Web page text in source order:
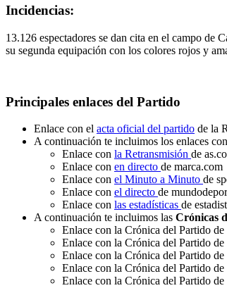
Incidencias:
13.126 espectadores se dan cita en el campo de
su segunda equipación con los colores rojos y
Principales enlaces del Partido
Enlace con el acta oficial del partido de la
A continuación te incluimos los enlaces
Enlace con la Retransmisión de
Enlace con en directo de marca.com
Enlace con el Minuto a Minuto de
Enlace con el directo de
Enlace con las estadísticas de
A continuación te incluimos las Crónicas
Enlace con la Crónica del Partido
Enlace con la Crónica del Partido
Enlace con la Crónica del Partido
Enlace con la Crónica del Partido
Enlace con la Crónica del Partido